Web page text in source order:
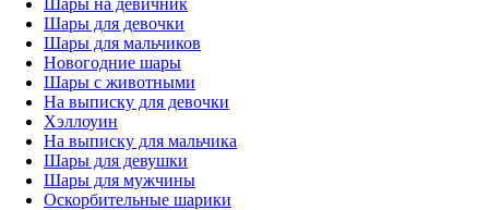
Шары на девичник
Шары для девочки
Шары для мальчиков
Новогодние шары
Шары с животными
На выписку для девочки
Хэллоуин
На выписку для мальчика
Шары для девушки
Шары для мужчины
Оскорбительные шарики